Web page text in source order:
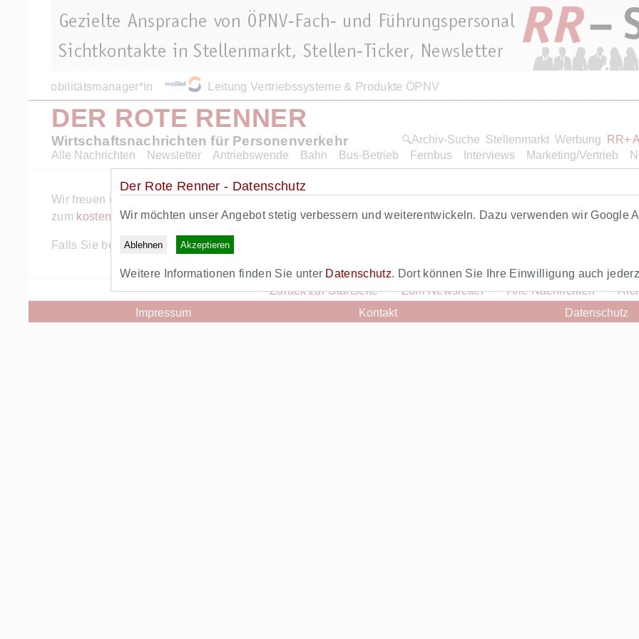
Mobilitätsmanager*in Leitung Vertriebssysteme & Produkte ÖPNV
DER ROTE RENNER
Wirtschaftsnachrichten für Personenverkehr Archiv-Suche Stellenmarkt Werbung RR+
Alle Nachrichten
Newsletter Antriebswende Bahn Bus-Betrieb Fernbus Interviews Marketing/Vertrieb
Der Rote Renner - Datenschutz
Wir möchten unser Angebot stetig verbessern und weiterentwickeln. Dazu verwenden wir Google
Ablehnen Akzeptieren
Weitere Informationen finden Sie unter Datenschutz. Dort können Sie Ihre Einwilligung auch
Wir freuen uns ueber Ihr Interesse am Angebot des Roten Renners. Dieser Artikel ist eine Leistung von RR+.
zum kostenlosen RR+ Probeabo.
Falls Sie bereits RR+ Abonnent sind, können Sie sich hier
Zurück zur Startseite Zum Newsletter Alle Nachrichten
Impressum
Kontakt Datenschutz